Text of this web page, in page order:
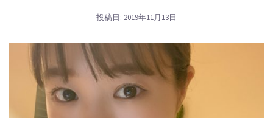
投稿日: 2019年11月13日